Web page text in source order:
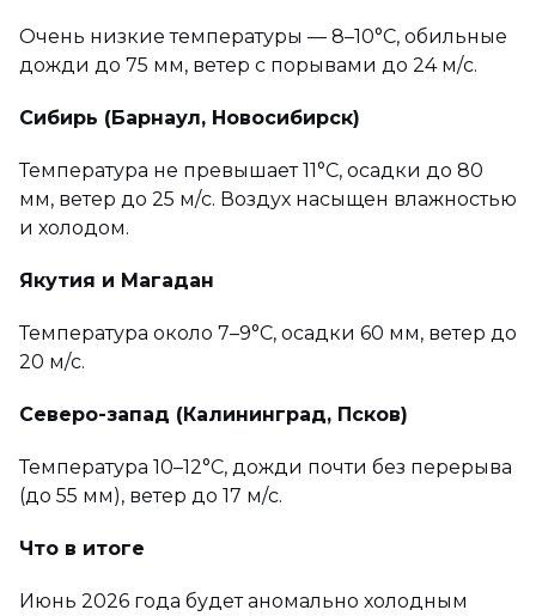
Очень низкие температуры — 8–10°C, обильные
дожди до 75 мм, ветер с порывами до 24 м/с.
Сибирь (Барнаул, Новосибирск)
Температура не превышает 11°C, осадки до 80
мм, ветер до 25 м/с. Воздух насыщен влажностью
и холодом.
Якутия и Магадан
Температура около 7–9°C, осадки 60 мм, ветер до
20 м/с.
Северо-запад (Калининград, Псков)
Температура 10–12°C, дожди почти без перерыва
(до 55 мм), ветер до 17 м/с.
Что в итоге
Июнь 2026 года будет аномально холодным